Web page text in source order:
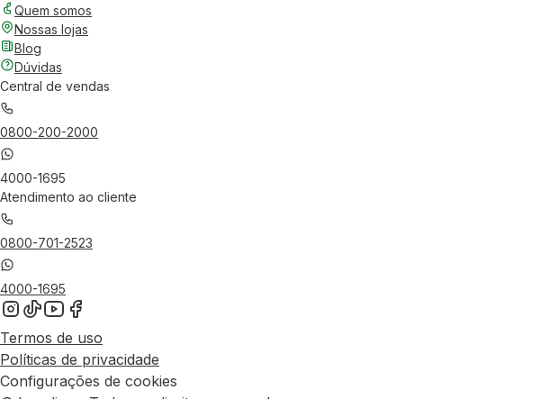
Quem somos
Nossas lojas
Blog
Dúvidas
Central de vendas
0800-200-2000
4000-1695
Atendimento ao cliente
0800-701-2523
4000-1695
Termos de uso
Políticas de privacidade
Configurações de cookies